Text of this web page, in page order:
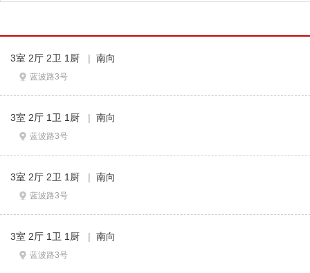
3室 2厅 2卫 1厨 | 南向
蓝波路3号
3室 2厅 1卫 1厨 | 南向
蓝波路3号
3室 2厅 2卫 1厨 | 南向
蓝波路3号
3室 2厅 1卫 1厨 | 南向
蓝波路3号